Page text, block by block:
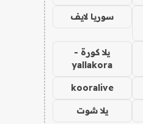
سوريا لايف
يلا كورة -
yallakora
kooralive
يلا شوت